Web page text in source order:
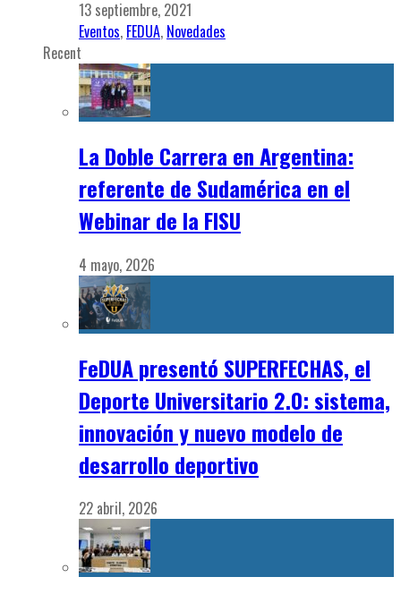
13 septiembre, 2021
Eventos, FEDUA, Novedades
Recent
La Doble Carrera en Argentina:
referente de Sudamérica en el
Webinar de la FISU
4 mayo, 2026
FeDUA presentó SUPERFECHAS, el
Deporte Universitario 2.0: sistema,
innovación y nuevo modelo de
desarrollo deportivo
22 abril, 2026